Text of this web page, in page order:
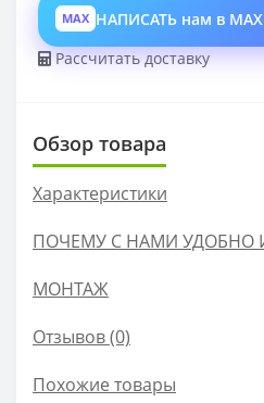
MAX НАПИСАТЬ нам в MAX
Рассчитать доставку
Обзор товара
Характеристики
ПОЧЕМУ С НАМИ УДОБНО
МОНТАЖ
Отзывов (0)
Похожие товары